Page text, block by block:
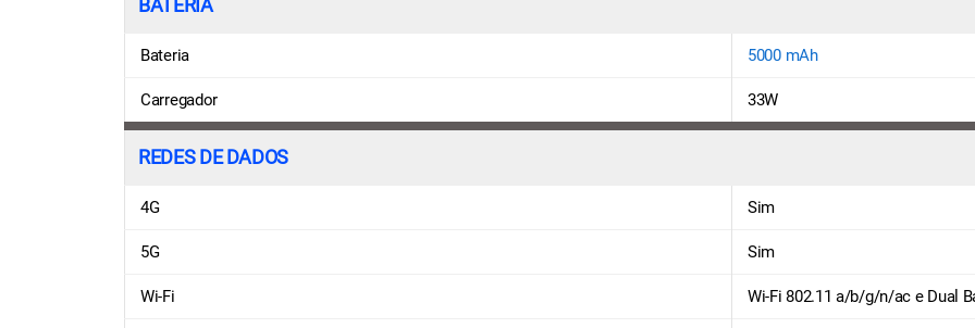
BATERIA
Bateria 5000 mAh
Carregador 33W
REDES DE DADOS
4G Sim
5G Sim
Wi-Fi Wi-Fi 802.11 a/b/g/n/ac e Dual